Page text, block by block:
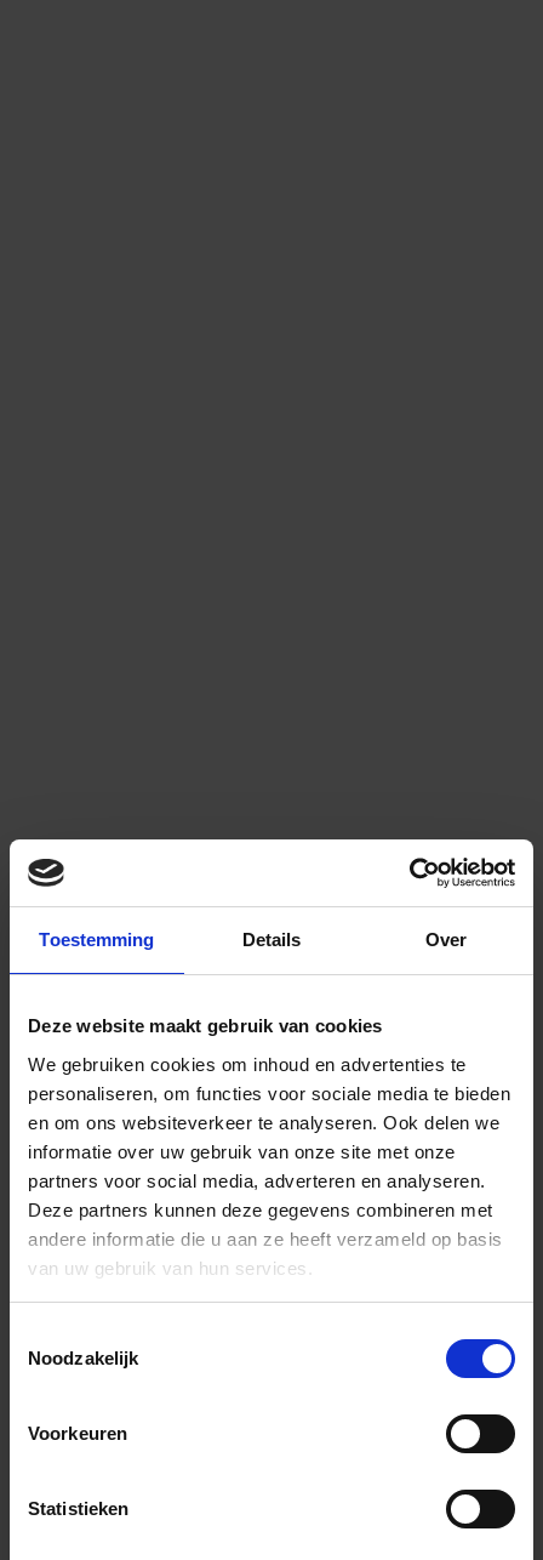
Toestemming Details Over
Deze website maakt gebruik van cookies
We gebruiken cookies om inhoud en advertenties te
personaliseren, om functies voor sociale media te bieden
en om ons websiteverkeer te analyseren. Ook delen we
informatie over uw gebruik van onze site met onze
partners voor social media, adverteren en analyseren.
Deze partners kunnen deze gegevens combineren met
andere informatie die u aan ze heeft verzameld op basis
van uw gebruik van hun services.
Noodzakelijk
Voorkeuren
Statistieken